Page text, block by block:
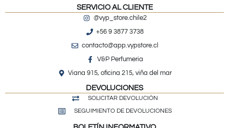
SERVICIO AL CLIENTE
@vyp_store.chile2
+56 9 3877 3738
contacto@app.vypstore.cl
V&P Perfumeria
Viana 915, oficina 215, viña del mar
DEVOLUCIONES
SOLICITAR DEVOLUCIÓN
SEGUIMIENTO DE DEVOLUCIONES